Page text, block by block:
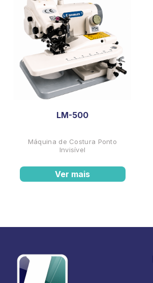
LM-500
Máquina de Costura Ponto
Invisível
Ver mais